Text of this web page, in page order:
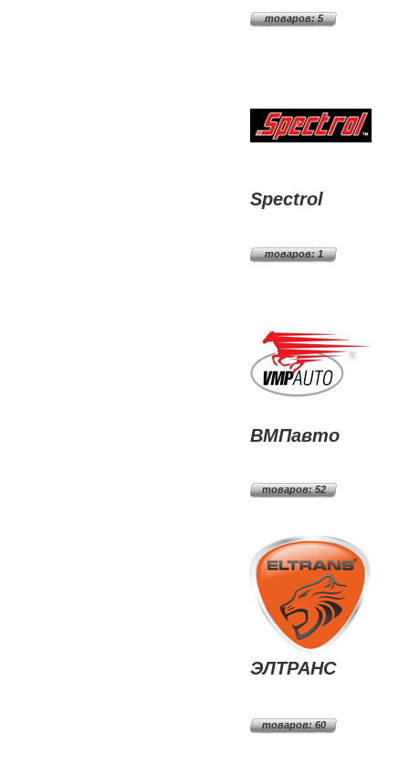
товаров: 5
Spectrol
товаров: 1
ВМПавто
товаров: 52
ЭЛТРАНС
товаров: 60